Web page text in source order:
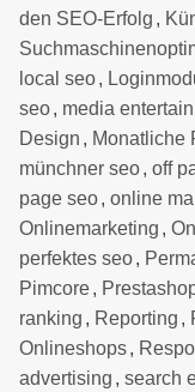
den SEO-Erfolg ,
local seo,
seo, media
Design , Monatliche
münchner seo, off
page seo, online
Onlinemarketing ,
perfektes seo,
Pimcore,
ranking , Reporting ,
Onlineshops,
advertising , search